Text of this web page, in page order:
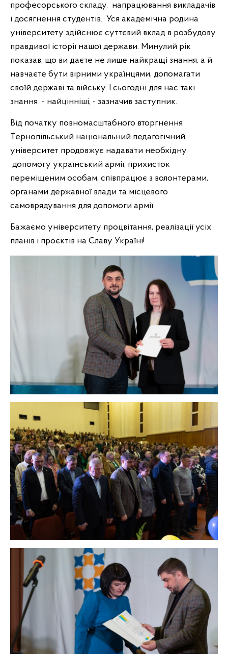
професорського складу, напрацювання викладачів
і досягнення студентів. Уся академічна родина
університету здійснює суттєвий вклад в розбудову
правдивої історії нашої держави. Минулий рік
показав, що ви даєте не лише найкращі знання, а й
навчаєте бути вірними українцями, допомагати
своїй державі та війську. І сьогодні для нас такі
знання - найцінніші, - зазначив заступник.
Від початку повномасштабного вторгнення
Тернопільський національний педагогічний
університет продовжує надавати необхідну
допомогу український армії, прихисток
переміщеним особам, співпрацює з волонтерами,
органами державної влади та місцевого
самоврядування для допомоги армії.
Бажаємо університету процвітання, реалізації усіх
планів і проєктів на Славу Україні!